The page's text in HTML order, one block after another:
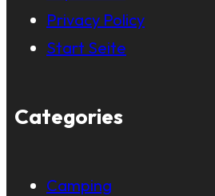
Privacy Policy
Start Seite
Categories
Camping